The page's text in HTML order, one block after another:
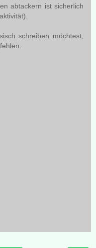
abtackern ist sicherlich
schreiben möchtest,